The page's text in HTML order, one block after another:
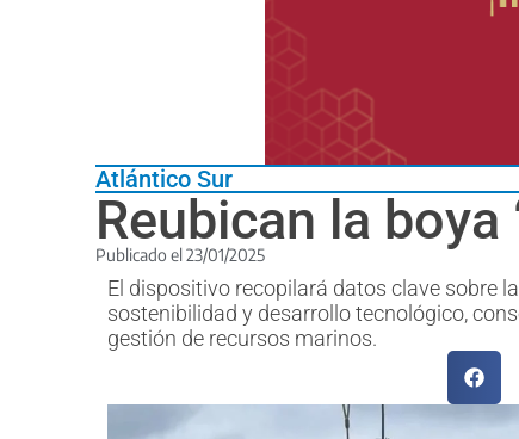
Atlántico Sur
Reubican la
Publicado el 23/01/2025
El dispositivo recopilará datos clave sobre
sostenibilidad y desarrollo tecnológico,
gestión de recursos marinos.